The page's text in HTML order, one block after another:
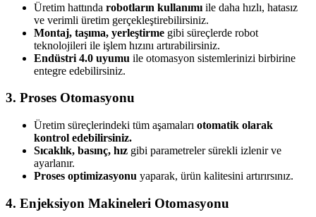
Üretim hattında robotların kullanımı ile daha hızlı, hatasız
ve verimli üretim gerçekleştirebilirsiniz.
Montaj, taşıma, yerleştirme gibi süreçlerde robot
teknolojileri ile işlem hızını artırabilirsiniz.
Endüstri 4.0 uyumu ile otomasyon sistemlerinizi birbirine
entegre edebilirsiniz.
3. Proses Otomasyonu
Üretim süreçlerindeki tüm aşamaları otomatik olarak
kontrol edebilirsiniz.
Sıcaklık, basınç, hız gibi parametreler sürekli izlenir ve
ayarlanır.
Proses optimizasyonu yaparak, ürün kalitesini artırırsınız.
4. Enjeksiyon Makineleri Otomasyonu